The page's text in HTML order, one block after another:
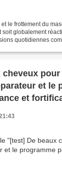
le frottement du
globalement
quotidiennes
cheveux
et le
et